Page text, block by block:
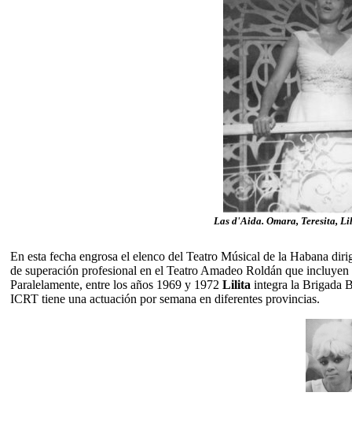
Las d'Aida. Omara, Teresita,
En esta fecha engrosa el elenco del Teatro Músical de la Habana
de superación profesional en el Teatro Amadeo Roldán que
Paralelamente, entre los años 1969 y 1972 Lilita integra la Brigada
ICRT tiene una actuación por semana en diferentes provincias.